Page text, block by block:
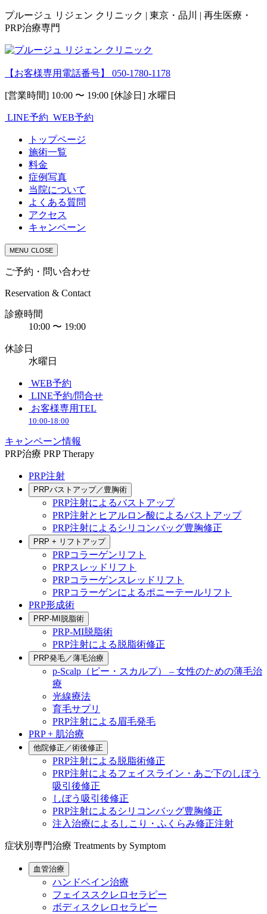
プルージュ リジェン クリニック | 東京・品川 | 再生医療・
PRP治療専門
【お客様専用電話番号】 050-1780-1178
[営業時間] 10:00 〜 19:00 [休診日] 水曜日
LINE予約 WEB予約
トップページ
施術一覧
料金
症例写真
当院について
よくある質問
アクセス
キャンペーン
MENU CLOSE
ご予約・問い合わせ
Reservation & Contact
診療時間
10:00 〜 19:00
休診日
水曜日
WEB予約
LINE予約/問合せ
お客様専用TEL
10:00-18:00
キャンペーン情報
PRP治療 PRP Therapy
PRP注射
PRPバストアップ／豊胸術
PRP注射によるバストアップ
PRP注射とヒアルロン酸によるバストアップ
PRP注射によるシリコンバッグ豊胸修正
PRP + リフトアップ
PRPコラーゲンリフト
PRPスレッドリフト
PRPコラーゲンスレッドリフト
PRPコラーゲンによるポニーテールリフト
PRP形成術
PRP-MI脱脂術
PRP-MI脱脂術
PRP注射による脱脂術修正
PRP発毛／薄毛治療
p-Scalp（ピー・スカルプ） – 女性のための薄毛治
療
光線療法
育毛サプリ
PRP注射による眉毛発毛
PRP + 肌治療
他院修正／術後修正
PRP注射による脱脂術修正
PRP注射によるフェイスライン・あご下のしぼう
吸引後修正
しぼう吸引後修正
PRP注射によるシリコンバッグ豊胸修正
注入治療によるしこり・ふくらみ修正注射
症状別専門治療 Treatments by Symptom
血管治療
ハンドベイン治療
フェイススクレロセラピー
ボディスクレロセラピー